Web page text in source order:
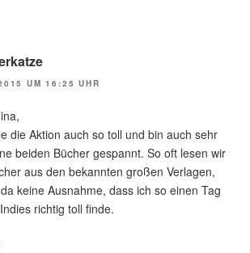
UM 16:25 UHR
die Aktion auch so toll und bin auch sehr
beiden Bücher gespannt. So oft lesen wir
aus den bekannten großen Verlagen,
keine Ausnahme, dass ich so einen Tag
richtig toll finde.